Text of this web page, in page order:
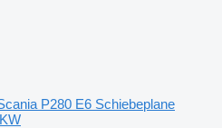
P280 E6 Schiebeplane